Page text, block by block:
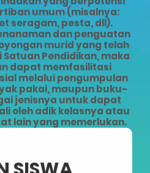
umum (misalnya:
seragam, pesta, dll).
dan penguatan
murid yang telah
Pendidikan, maka
dapat memfasilitasi
melalui pengumpulan
pakai, maupun buku-
jenisnya untuk dapat
oleh adik kelasnya atau
lain yang memerlukan.